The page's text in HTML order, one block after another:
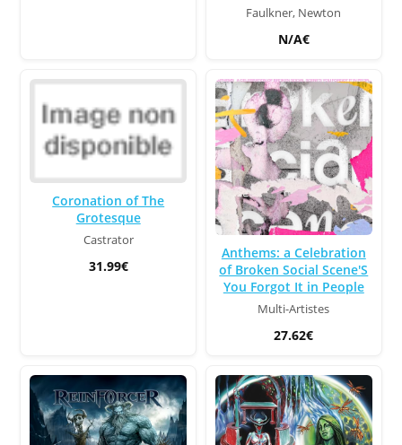
Faulkner, Newton
N/A€
Coronation of The
Grotesque
Castrator
31.99€
Anthems: a Celebration
of Broken Social Scene'S
You Forgot It in People
Multi-Artistes
27.62€